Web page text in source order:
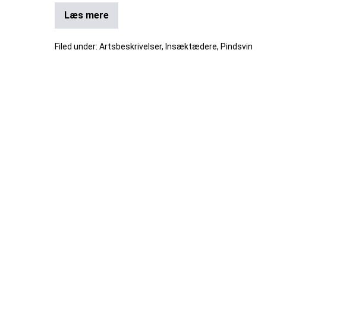
Læs mere
Filed under: Artsbeskrivelser, Insæktædere, Pindsvin